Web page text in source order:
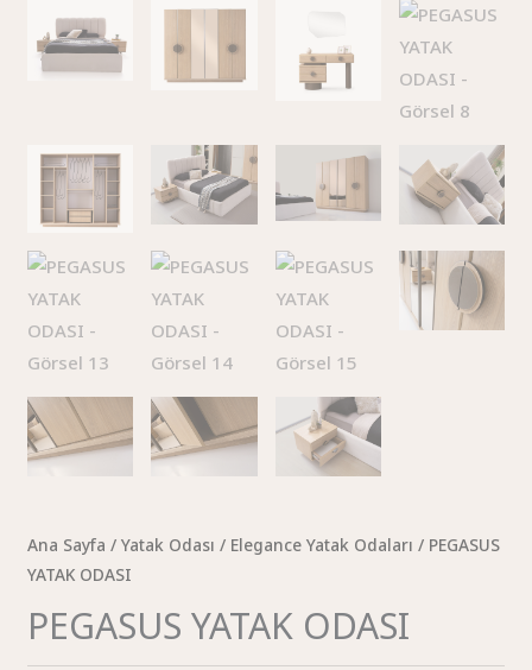
Ana Sayfa /Yatak Odası / Elegance Yatak Odaları / PEGASUS
YATAK ODASI
PEGASUS YATAK ODASI